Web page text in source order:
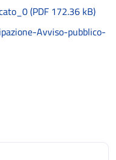
(PDF 172.36 kB)
Avviso-pubblico-